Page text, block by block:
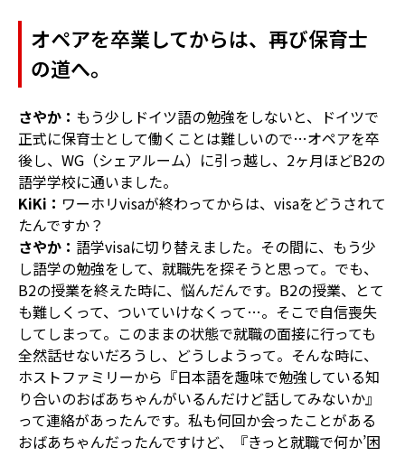
オペアを卒業してからは、再び保育士
の道へ。
さやか： もう少しドイツ語の勉強をしないと、ドイツで
正式に保育士として働くことは難しいので…オペアを卒
後し、WG（シェアルーム）に引っ越し、2ヶ月ほどB2の
語学学校に通いました。
KiKi： ワーホリvisaが終わってからは、visaをどうされて
たんですか？
さやか： 語学visaに切り替えました。その間に、もう少
し語学の勉強をして、就職先を探そうと思って。でも、
B2の授業を終えた時に、悩んだんです。B2の授業、とて
も難しくって、ついていけなくって…。そこで自信喪失
してしまって。このままの状態で就職の面接に行っても
全然話せないだろうし、どうしようって。そんな時に、
ホストファミリーから『日本語を趣味で勉強している知
り合いのおばあちゃんがいるんだけど話してみないか』
って連絡があったんです。私も何回か会ったことがある
おばあちゃんだったんですけど、『きっと就職で何か’困